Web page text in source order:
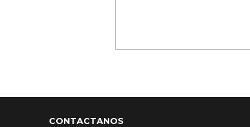
CONTACTANOS